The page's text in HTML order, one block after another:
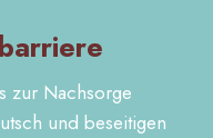
zur Nachsorge
und beseitigen